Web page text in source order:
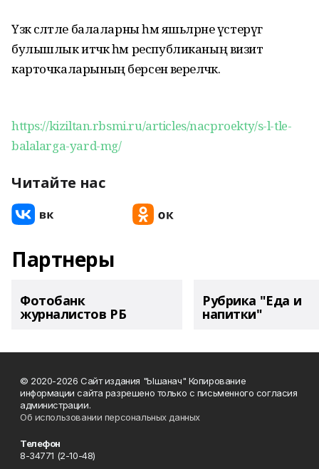
Үзәк сәләтле балаларны һәм яшьләрне үстерүгә
булышлык итәчәк һәм республиканың визит
карточкаларының берсенә әвереләчәк.
https://kiziltan.rbsmi.ru/articles/nacproekty/s-l-tle-
balalarga-yard-mg/
Читайте нас
Партнеры
Фотобанк
журналистов РБ
Рубрика "Еда и
напитки"
© 2020-2026 Сайт издания "Ышанач" Копирование
информации сайта разрешено только с письменного согласия
администрации.
Об использовании персональных данных
Телефон
8-34771 (2-10-48)